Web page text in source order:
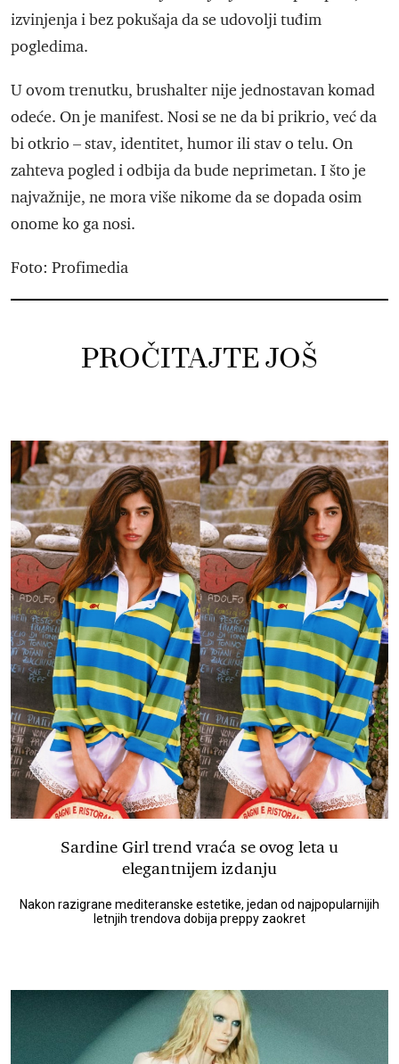
izvinjenja i bez pokušaja da se udovolji tuđim
pogledima.
U ovom trenutku, brushalter nije jednostavan komad
odeće. On je manifest. Nosi se ne da bi prikrio, već da
bi otkrio – stav, identitet, humor ili stav o telu. On
zahteva pogled i odbija da bude neprimetan. I što je
najvažnije, ne mora više nikome da se dopada osim
onome ko ga nosi.
Foto: Profimedia
PROČITAJTE JOŠ
Sardine Girl trend vraća se ovog leta u
elegantnijem izdanju
Nakon razigrane mediteranske estetike, jedan od najpopularnijih
letnjih trendova dobija preppy zaokret